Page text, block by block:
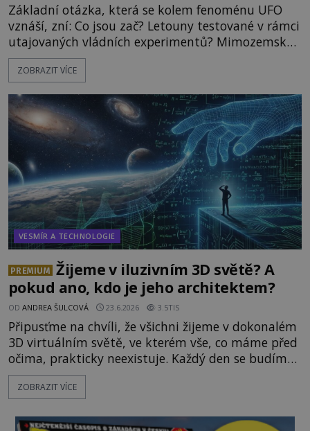
Základní otázka, která se kolem fenoménu UFO
vznáší, zní: Co jsou zač? Letouny testované v rámci
utajovaných vládních experimentů? Mimozemské
vesmírné lodě plnící na Zemi nám neznámý úkol?
Skokani mezi dimenzemi, putující po mostech
možnostech již desítky let vzrušeně diskutují
vědci, ufologo
ZOBRAZIT VÍCE
VESMÍR A TECHNOLOGIE
PREMIUM
Žijeme v iluzivním 3D světě? A
pokud ano, kdo je jeho architektem?
OD ANDREA ŠULCOVÁ 23.6.2026 3.5TIS
Připusťme na chvíli, že všichni žijeme v dokonalém
3D virtuálním světě, ve kterém vše, co máme před
očima, prakticky neexistuje. Každý den se budíme
do počítačové simulace, která je do určité míry k
nerozeznání od skutečného světa. Tato
skutečnosti však jde o seriózní filozofickou hypoté
ZOBRAZIT VÍCE